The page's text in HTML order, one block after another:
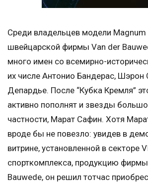
Среди владельцев модели
швейцарской фирмы Van der
много имен со всемирно-
их числе Антонио Бандерас, Шэрон
Депардье. После “Кубка Кремля”
активно пополнят и звезды
частности, Марат Сафин. Хотя
вроде бы не повезло: увидев в
витрине, установленной в секторе
спорткомплекса, продукцию
Bauwede, он решил тотчас